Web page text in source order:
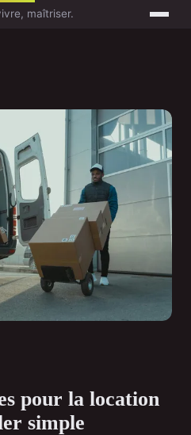
maîtriser.
pour la location
simple